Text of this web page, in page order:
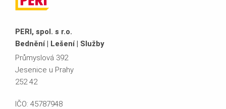
PERI, spol. s r.o.
Bednění | Lešení | Služby
Průmyslová 392
Jesenice u Prahy
252 42
IČO: 45787948